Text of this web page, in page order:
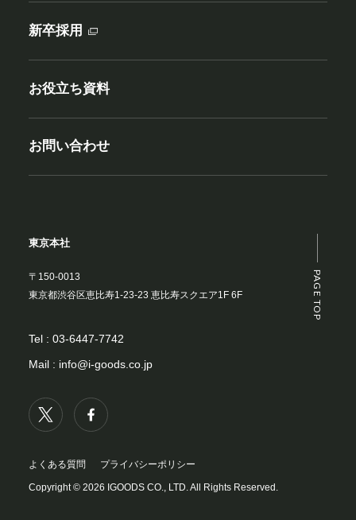
PAGE TOP
新卒採用
お役立ち資料
お問い合わせ
東京本社
〒150-0013
東京都渋谷区恵比寿1-23-23 恵比寿スクエア1F 6F
Tel : 03-6447-7742
Mail : info@i-goods.co.jp
Copyright © 2026 IGOODS CO., LTD. All Rights Reserved.
よくある質問 プライバシーポリシー